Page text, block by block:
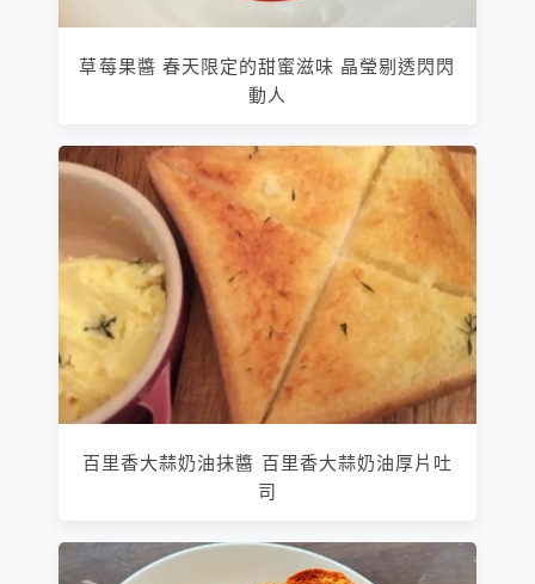
草莓果醬 春天限定的甜蜜滋味 晶瑩剔透閃閃
動人
百里香大蒜奶油抹醬 百里香大蒜奶油厚片吐
司